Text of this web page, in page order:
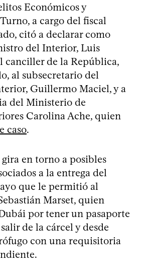
Económicos y
a cargo del fiscal
citó a declarar como
del Interior, Luis
canciller de la República,
al subsecretario del
Guillermo Maciel, y a
del Ministerio de
Carolina Ache, quien
caso.
en torno a posibles
a la entrega del
que le permitió al
Marset, quien
por tener un pasaporte
de la cárcel y desde
con una requisitoria